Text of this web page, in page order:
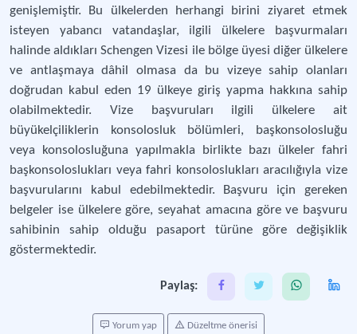
genişlemiştir. Bu ülkelerden herhangi birini ziyaret etmek
isteyen yabancı vatandaşlar, ilgili ülkelere başvurmaları
halinde aldıkları Schengen Vizesi ile bölge üyesi diğer ülkelere
ve antlaşmaya dâhil olmasa da bu vizeye sahip olanları
doğrudan kabul eden 19 ülkeye giriş yapma hakkına sahip
olabilmektedir. Vize başvuruları ilgili ülkelere ait
büyükelçiliklerin konsolosluk bölümleri, başkonsolosluğu
veya konsolosluğuna yapılmakla birlikte bazı ülkeler fahri
başkonsoloslukları veya fahri konsoloslukları aracılığıyla vize
başvurularını kabul edebilmektedir. Başvuru için gereken
belgeler ise ülkelere göre, seyahat amacına göre ve başvuru
sahibinin sahip olduğu pasaport türüne göre değişiklik
göstermektedir.
Paylaş:
Yorum yap Düzeltme önerisi